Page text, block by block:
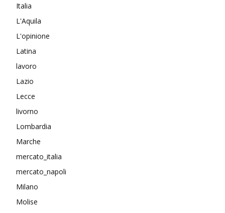
Italia
L'Aquila
L'opinione
Latina
lavoro
Lazio
Lecce
livorno
Lombardia
Marche
mercato_italia
mercato_napoli
Milano
Molise